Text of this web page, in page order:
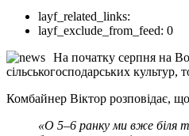
layf_related_links:
layf_exclude_from_feed: 0
На початку серпня на
сільськогосподарських культур,
Комбайнер Віктор розповідає,
«О 5–6 ранку ми вже біля